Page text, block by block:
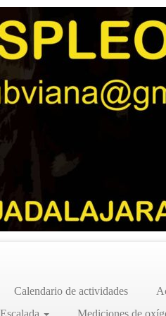
Calendario de actividades
Mediciones de
la Serrezuela de Valsalobre»
2024 – Exploraciones en la Serrezuela